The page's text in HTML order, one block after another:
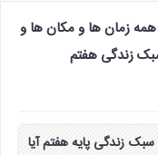
همه زمان ها و مکان ها و
۵۹ کتاب تفکر و سبک زندگی پایه هفتم آیا